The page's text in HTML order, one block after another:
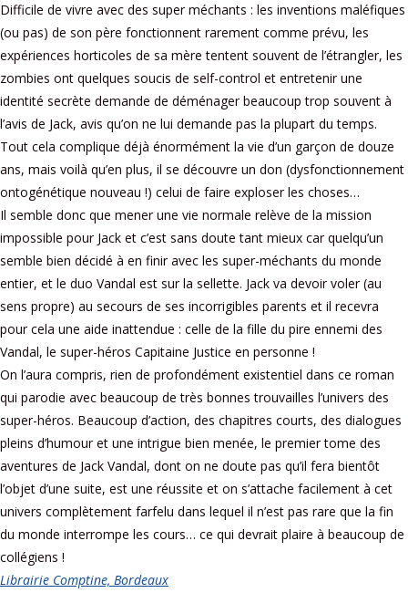
Difficile de vivre avec des super méchants : les inventions maléfiques
(ou pas) de son père fonctionnent rarement comme prévu, les
expériences horticoles de sa mère tentent souvent de l’étrangler, les
zombies ont quelques soucis de self-control et entretenir une
identité secrète demande de déménager beaucoup trop souvent à
l’avis de Jack, avis qu’on ne lui demande pas la plupart du temps.
Tout cela complique déjà énormément la vie d’un garçon de douze
ans, mais voilà qu’en plus, il se découvre un don (dysfonctionnement
ontogénétique nouveau !) celui de faire exploser les choses…
Il semble donc que mener une vie normale relève de la mission
impossible pour Jack et c’est sans doute tant mieux car quelqu’un
semble bien décidé à en finir avec les super-méchants du monde
entier, et le duo Vandal est sur la sellette. Jack va devoir voler (au
sens propre) au secours de ses incorrigibles parents et il recevra
pour cela une aide inattendue : celle de la fille du pire ennemi des
Vandal, le super-héros Capitaine Justice en personne !
On l’aura compris, rien de profondément existentiel dans ce roman
qui parodie avec beaucoup de très bonnes trouvailles l’univers des
super-héros. Beaucoup d’action, des chapitres courts, des dialogues
pleins d’humour et une intrigue bien menée, le premier tome des
aventures de Jack Vandal, dont on ne doute pas qu’il fera bientôt
l’objet d’une suite, est une réussite et on s’attache facilement à cet
univers complètement farfelu dans lequel il n’est pas rare que la fin
du monde interrompe les cours… ce qui devrait plaire à beaucoup de
collégiens !
Librairie Comptine, Bordeaux